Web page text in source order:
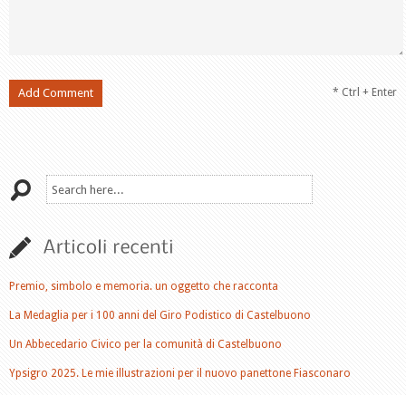
* Ctrl + Enter
Premio, simbolo e memoria. un oggetto che racconta
La Medaglia per i 100 anni del Giro Podistico di Castelbuono
Un Abbecedario Civico per la comunità di Castelbuono
Ypsigro 2025. Le mie illustrazioni per il nuovo panettone Fiasconaro